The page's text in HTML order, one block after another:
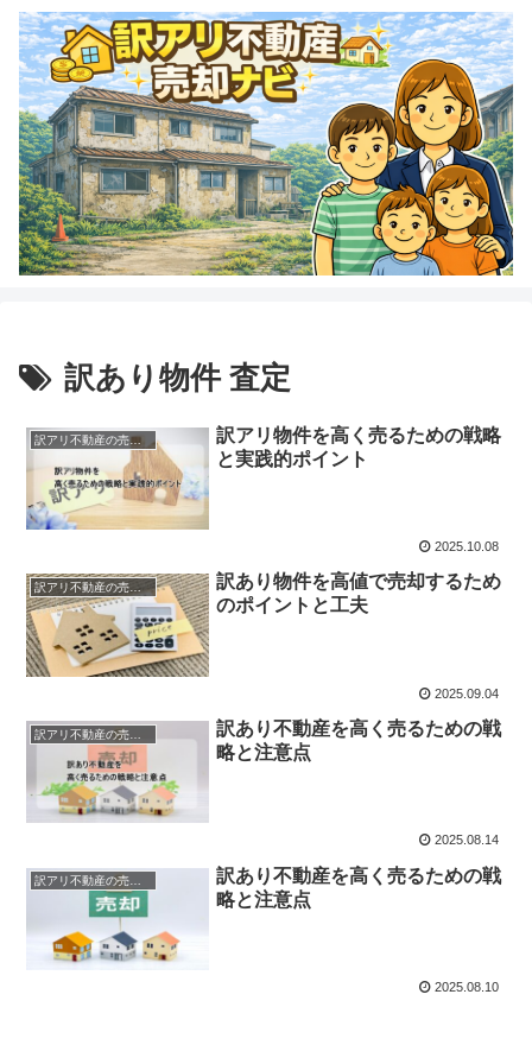
訳あり物件 査定
訳アリ不動産の売却方法
訳アリ物件を高く売るための戦略
と実践的ポイント
2025.10.08
訳アリ不動産の売却方法
訳あり物件を高値で売却するため
のポイントと工夫
2025.09.04
訳アリ不動産の売却方法
訳あり不動産を高く売るための戦
略と注意点
2025.08.14
訳アリ不動産の売却方法
訳あり不動産を高く売るための戦
略と注意点
2025.08.10